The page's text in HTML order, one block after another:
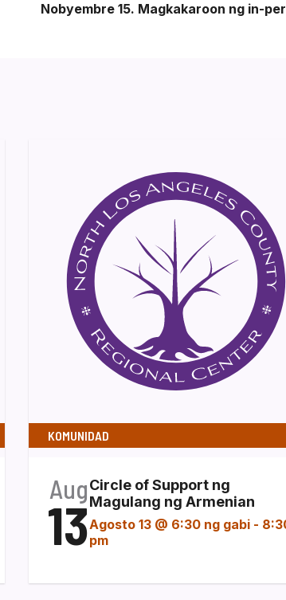
Nobyembre 15. Magkakaroon ng in-
KOMUNIDAD
Aug
13
Circle of Support ng
Magulang ng Armenian
Agosto 13 @ 6:30 ng gabi -
pm